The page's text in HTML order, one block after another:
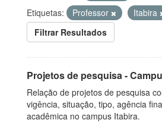
Etiquetas:
Professor
Itabira
Filtrar Resultados
Projetos de pesquisa -
Relação de projetos de pesquisa
vigência, situação, tipo, agência
acadêmica no campus Itabira.